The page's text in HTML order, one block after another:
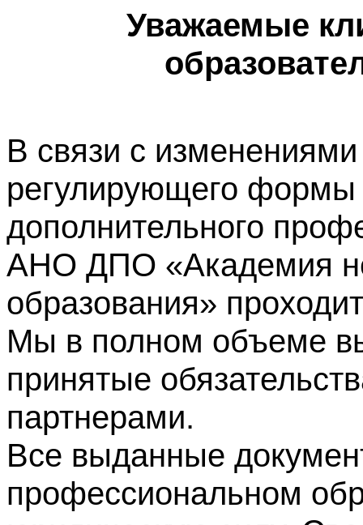
Уважаемые
В связи с изменениями
регулирующего формы
дополнительного
АНО ДПО «Академия
образования»
Мы в полном объеме
принятые
партнерами.
Все выданные
профессиональном